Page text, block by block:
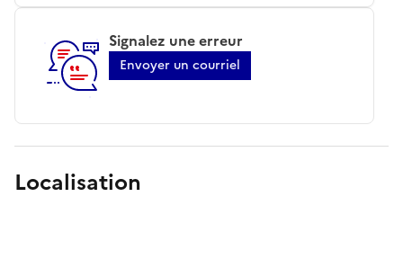
Signalez une erreur
Envoyer un courriel
Localisation